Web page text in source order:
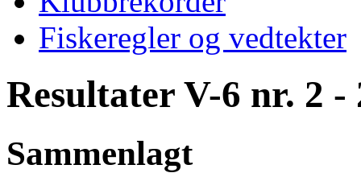
Fiskeregler og vedtekter
Resultater V-6 nr. 2 -
Sammenlagt